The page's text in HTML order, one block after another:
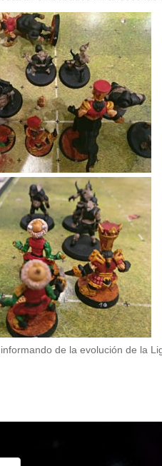
de la evolución de la